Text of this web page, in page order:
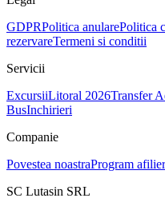
GDPRPolitica anularePolitica
rezervareTermeni si conditii
Servicii
ExcursiiLitoral 2026Transfer
BusInchirieri
Companie
Povestea noastraProgram
SC Lutasin SRL